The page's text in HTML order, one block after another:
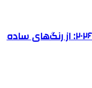
انتخاب کاغذ دیواری در سال ۲۰۲۶: از رنگ‌های ساده